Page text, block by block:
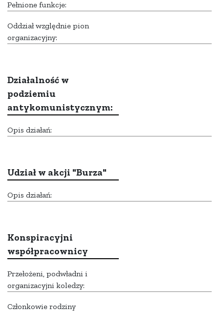
Pełnione funkcje:
Oddział względnie pion
organizacyjny:
Działalność w
podziemiu
antykomunistycznym:
Opis działań:
Udział w akcji "Burza"
Opis działań:
Konspiracyjni
współpracownicy
Przełożeni, podwładni i
organizacyjni koledzy:
Członkowie rodziny